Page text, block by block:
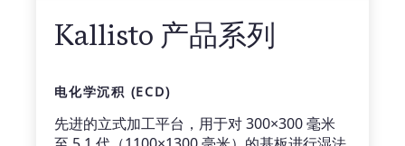
Kallisto 产品系列
电化学沉积 (ECD)
先进的立式加工平台，用于对 300×300 毫米